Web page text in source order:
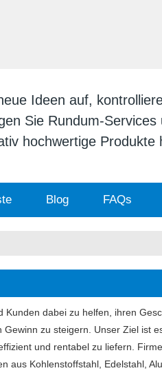
Ideen auf,
Sie Rundum-Services
hochwertige Produkte
Blog FAQs
dabei zu helfen, ihren
zu steigern. Unser Ziel ist
und rentabel zu liefern.
aus Kohlenstoffstahl, Edelstahl,